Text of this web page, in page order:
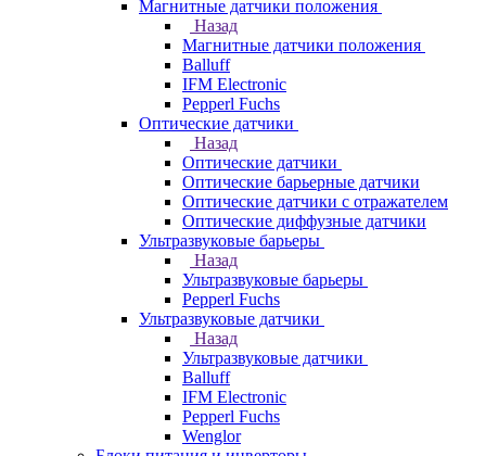
Магнитные датчики положения
Назад
Магнитные датчики положения
Balluff
IFM Electronic
Pepperl Fuchs
Оптические датчики
Назад
Оптические датчики
Оптические барьерные датчики
Оптические датчики с отражателем
Оптические диффузные датчики
Ультразвуковые барьеры
Назад
Ультразвуковые барьеры
Pepperl Fuchs
Ультразвуковые датчики
Назад
Ультразвуковые датчики
Balluff
IFM Electronic
Pepperl Fuchs
Wenglor